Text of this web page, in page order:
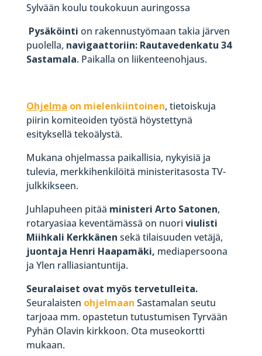
Sylvään koulu toukokuun auringossa
Pysäköinti on rakennustyömaan takia järven
puolella, navigaattoriin: Rautavedenkatu 34
Sastamala. Paikalla on liikenteenohjaus.
Ohjelma on mielenkiintoinen, tietoiskuja
piirin komiteoiden työstä höystettynä
esityksellä tekoälystä.
Mukana ohjelmassa paikallisia, nykyisiä ja
tulevia, merkkihenkilöitä ministeritasosta TV-
julkkikseen.
Juhlapuheen pitää ministeri Arto Satonen,
rotaryasiaa keventämässä on nuori viulisti
Miihkali Kerkkänen sekä tilaisuuden vetäjä,
juontaja Henri Haapamäki, mediapersoona
ja Ylen ralliasiantuntija.
Seuralaiset ovat myös tervetulleita.
Seuralaisten ohjelmaan Sastamalan seutu
tarjoaa mm. opastetun tutustumisen Tyrvään
Pyhän Olavin kirkkoon. Ota museokortti
mukaan.